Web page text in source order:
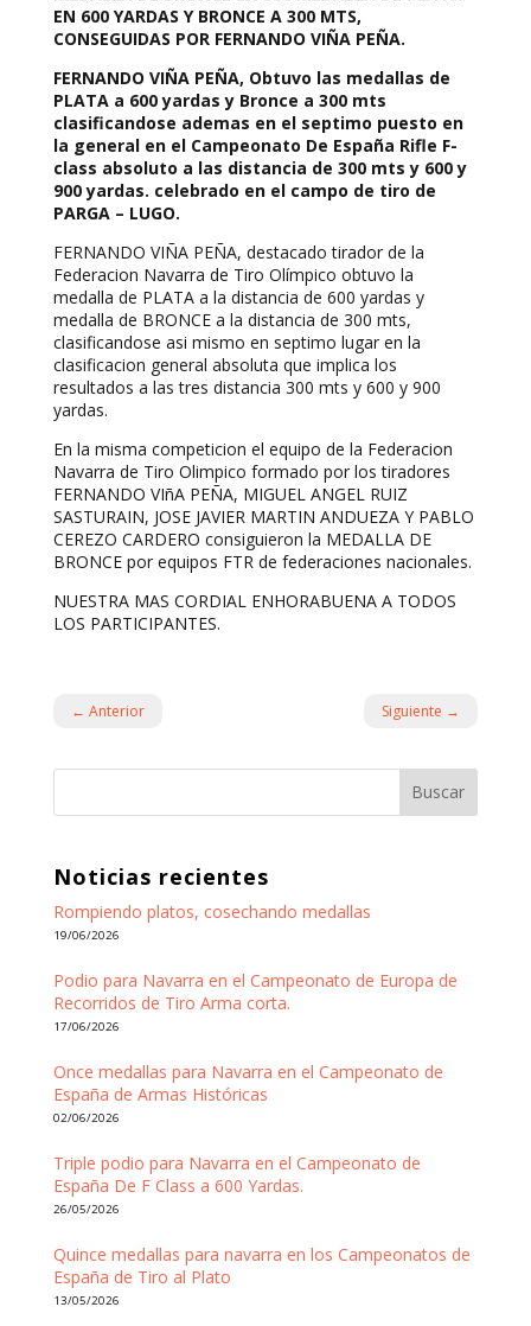
EN 600 YARDAS Y BRONCE A 300 MTS,
CONSEGUIDAS POR FERNANDO VIÑA PEÑA.
FERNANDO VIÑA PEÑA, Obtuvo las medallas de
PLATA a 600 yardas y Bronce a 300 mts
clasificandose ademas en el septimo puesto en
la general en el Campeonato De España Rifle F-
class absoluto a las distancia de 300 mts y 600 y
900 yardas. celebrado en el campo de tiro de
PARGA – LUGO.
FERNANDO VIÑA PEÑA, destacado tirador de la
Federacion Navarra de Tiro Olímpico obtuvo la
medalla de PLATA a la distancia de 600 yardas y
medalla de BRONCE a la distancia de 300 mts,
clasificandose asi mismo en septimo lugar en la
clasificacion general absoluta que implica los
resultados a las tres distancia 300 mts y 600 y 900
yardas.
En la misma competicion el equipo de la Federacion
Navarra de Tiro Olimpico formado por los tiradores
FERNANDO VIñA PEÑA, MIGUEL ANGEL RUIZ
SASTURAIN, JOSE JAVIER MARTIN ANDUEZA Y PABLO
CEREZO CARDERO consiguieron la MEDALLA DE
BRONCE por equipos FTR de federaciones nacionales.
NUESTRA MAS CORDIAL ENHORABUENA A TODOS
LOS PARTICIPANTES.
← Anterior Siguiente →
Buscar
Noticias recientes
Rompiendo platos, cosechando medallas
19/06/2026
Podio para Navarra en el Campeonato de Europa de
Recorridos de Tiro Arma corta.
17/06/2026
Once medallas para Navarra en el Campeonato de
España de Armas Históricas
02/06/2026
Triple podio para Navarra en el Campeonato de
España De F Class a 600 Yardas.
26/05/2026
Quince medallas para navarra en los Campeonatos de
España de Tiro al Plato
13/05/2026